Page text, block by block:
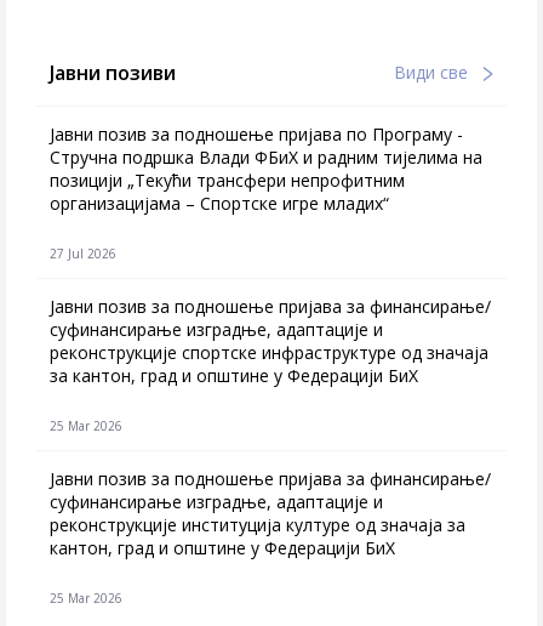
Јавни позиви Види све
Јавни позив за подношење пријава по Програму -
Стручна подршка Влади ФБиХ и радним тијелима на
позицији „Текући трансфери непрофитним
организацијама – Спортске игре младих“
27 Jul 2026
Jавни позив за подношење пријава за финансирање/
суфинансирање изградње, адаптације и
реконструкције спортске инфраструктуре од значаја
за кантон, град и општине у Федерацији БиХ
25 Mar 2026
Јавни позив за подношење пријава за финансирање/
суфинансирање изградње, адаптације и
реконструкције институција културе од значаја за
кантон, град и општине у Федерацији БиХ
25 Mar 2026